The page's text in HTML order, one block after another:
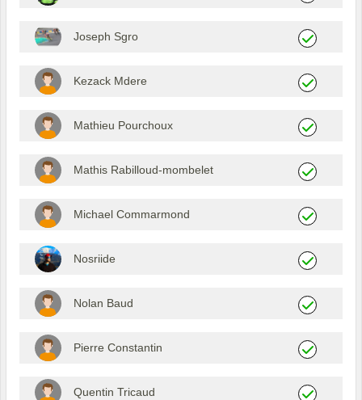
Joseph Sgro
Kezack Mdere
Mathieu Pourchoux
Mathis Rabilloud-mombelet
Michael Commarmond
Nosriide
Nolan Baud
Pierre Constantin
Quentin Tricaud